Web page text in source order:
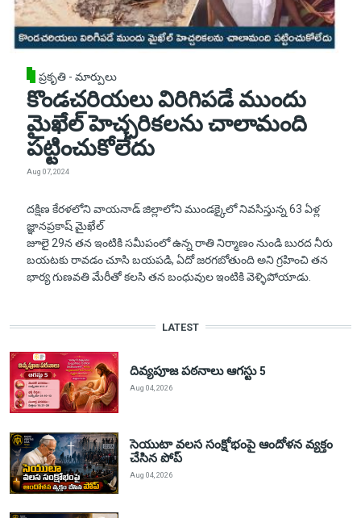
ప్రకృతి - మార్పులు
కొండచరియలు విరిగిపడే ముందు
మైఖేల్ హెచ్చరికలను చాలామంది
పట్టించుకోలేదు
Aug 07, 2024
దక్షిణ కేరళలోని వాయనాడ్ జిల్లాలోని ముండక్కైలో నివసిస్తున్న 63 ఏళ్ల
జ్ఞానప్రకాష్ మైఖేల్
జూలై 29న తన ఇంటికి సమీపంలో ఉన్న రాతి నిర్మాణం నుండి బురద నీరు
బయటకు రావడం చూసి బయపడి, ఏదో జరగబోతుంది అని గ్రహించి తన
భార్య గుణవతి మేరీతో కలసి తన బంధువుల ఇంటికి వెళ్ళిపోయాడు.
LATEST
దివ్యపూజ పఠనాలు ఆగస్టు 5
Aug 04, 2026
సెయుటా వలస సంక్షోభంపై ఆందోళన వ్యక్తం
చేసిన పోప్
Aug 04, 2026